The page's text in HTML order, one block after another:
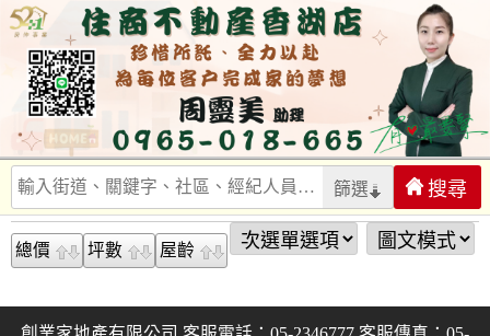
篩選
總價 坪數 屋齡